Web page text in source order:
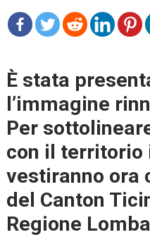
È stata
l’immagine
Per
con il territorio
vestiranno ora
del Canton
Regione